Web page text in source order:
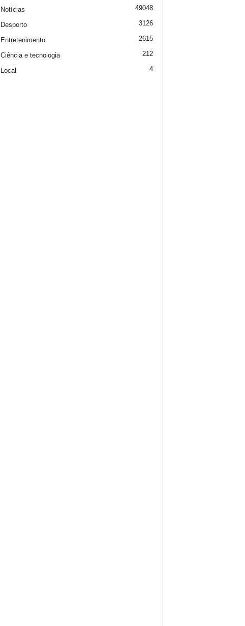
Notícias 49048
Desporto 3126
Entretenimento 2615
Ciência e tecnologia 212
Local 4